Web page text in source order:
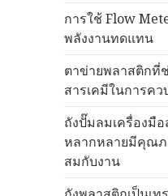
การใช้ Flow
พลังงานทดแทน
ตาข่ายพลาสติกที่
สารเคมีในการค
ถังปั๊มลมเครื่องมื
หลากหลายมีคุณภ
สมกับงาน